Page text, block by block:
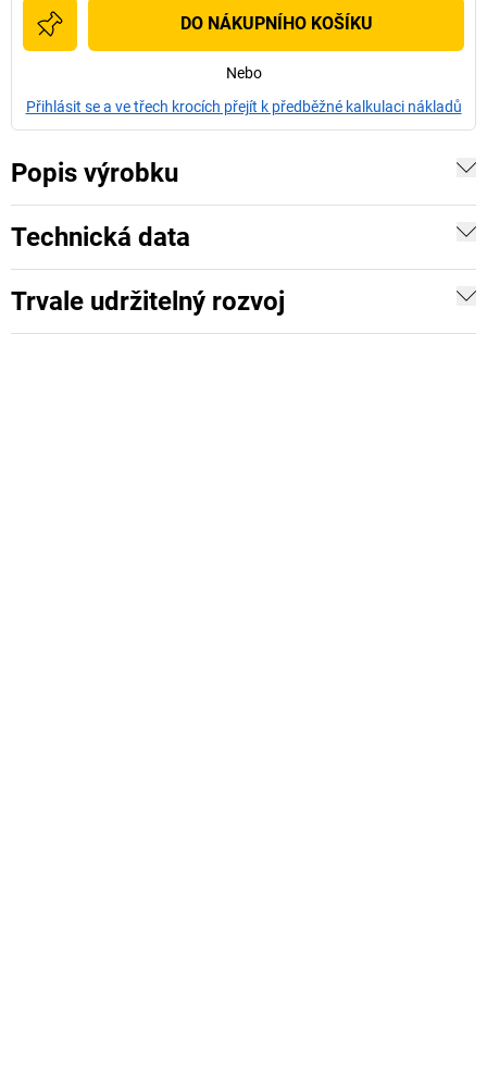
DO NÁKUPNÍHO KOŠÍKU
Nebo
Přihlásit se a ve třech krocích přejít k předběžné kalkulaci nákladů
Popis výrobku
Technická data
Trvale udržitelný rozvoj